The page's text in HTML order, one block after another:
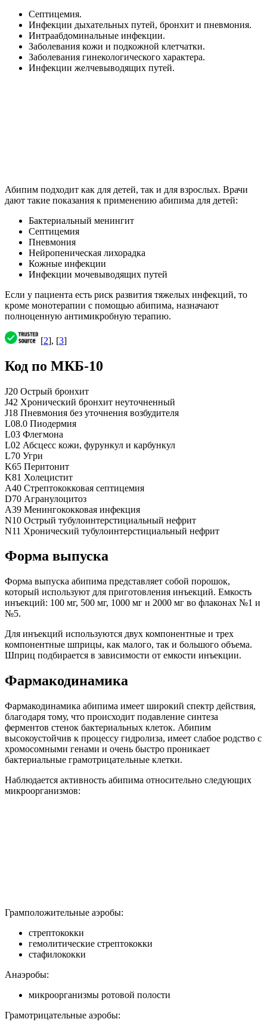
Септицемия.
Инфекции дыхательных путей, бронхит и пневмония.
Интраабдоминальные инфекции.
Заболевания кожи и подкожной клетчатки.
Заболевания гинекологического характера.
Инфекции желчевыводящих путей.
Абипим подходит как для детей, так и для взрослых. Врачи
дают такие показания к применению абипима для детей:
Бактериальный менингит
Септицемия
Пневмония
Нейропеническая лихорадка
Кожные инфекции
Инфекции мочевыводящих путей
Если у пациента есть риск развития тяжелых инфекций, то
кроме монотерапии с помощью абипима, назначают
полноценную антимикробную терапию.
[2], [3]
Код по МКБ-10
J20 Острый бронхит
J42 Хронический бронхит неуточненный
J18 Пневмония без уточнения возбудителя
L08.0 Пиодермия
L03 Флегмона
L02 Абсцесс кожи, фурункул и карбункул
L70 Угри
K65 Перитонит
K81 Холецистит
A40 Стрептококковая септицемия
D70 Агранулоцитоз
A39 Менингококковая инфекция
N10 Острый тубулоинтерстициальный нефрит
N11 Хронический тубулоинтерстициальный нефрит
Форма выпуска
Форма выпуска абипима представляет собой порошок,
который используют для приготовления инъекций. Емкость
инъекций: 100 мг, 500 мг, 1000 мг и 2000 мг во флаконах №1 и
№5.
Для инъекций используются двух компонентные и трех
компонентные шприцы, как малого, так и большого объема.
Шприц подбирается в зависимости от емкости инъекции.
Фармакодинамика
Фармакодинамика абипима имеет широкий спектр действия,
благодаря тому, что происходит подавление синтеза
ферментов стенок бактериальных клеток. Абипим
высокоустойчив к процессу гидролиза, имеет слабое родство с
хромосомными генами и очень быстро проникает
бактериальные грамотрицательные клетки.
Наблюдается активность абипима относительно следующих
микроорганизмов:
Грамположительные аэробы:
стрептококки
гемолитические стрептококки
стафилококки
Анаэробы:
микроорганизмы ротовой полости
Грамотрицательные аэробы: